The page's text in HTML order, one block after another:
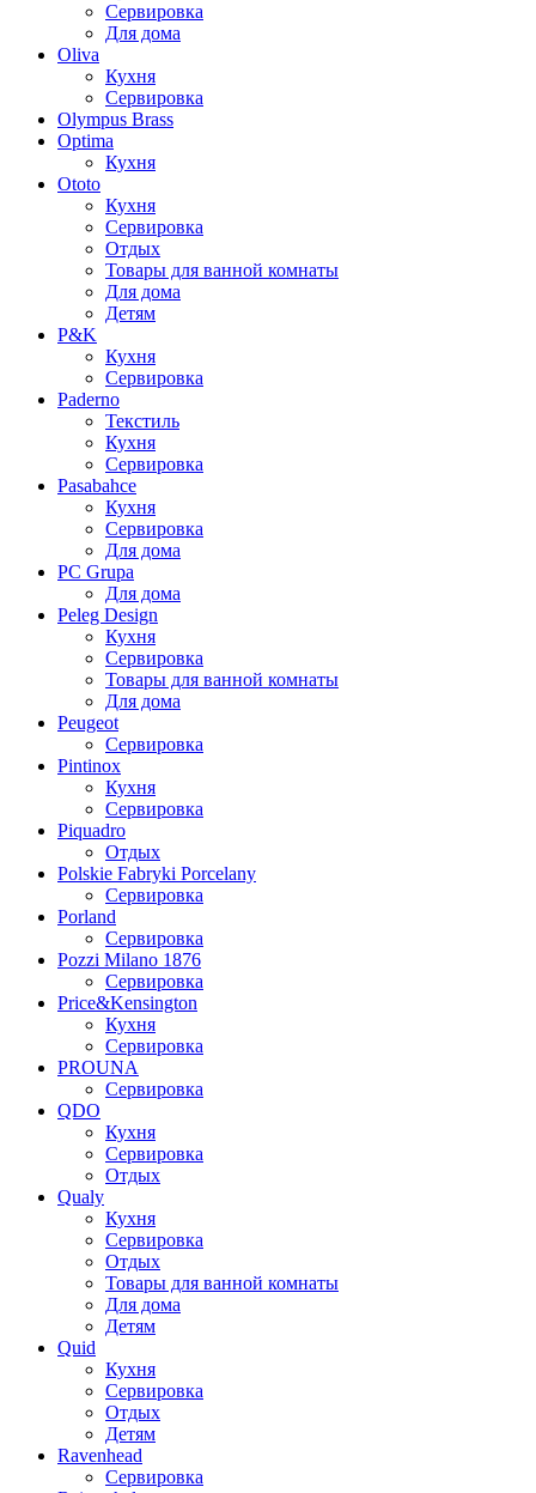
Сервировка
Для дома
Oliva
Кухня
Сервировка
Olympus Brass
Optima
Кухня
Ototo
Кухня
Сервировка
Отдых
Товары для ванной комнаты
Для дома
Детям
P&K
Кухня
Сервировка
Paderno
Текстиль
Кухня
Сервировка
Pasabahce
Кухня
Сервировка
Для дома
PC Grupa
Для дома
Peleg Design
Кухня
Сервировка
Товары для ванной комнаты
Для дома
Peugeot
Сервировка
Pintinox
Кухня
Сервировка
Piquadro
Отдых
Polskie Fabryki Porcelany
Сервировка
Porland
Сервировка
Pozzi Milano 1876
Сервировка
Price&Kensington
Кухня
Сервировка
PROUNA
Сервировка
QDO
Кухня
Сервировка
Отдых
Qualy
Кухня
Сервировка
Отдых
Товары для ванной комнаты
Для дома
Детям
Quid
Кухня
Сервировка
Отдых
Детям
Ravenhead
Сервировка